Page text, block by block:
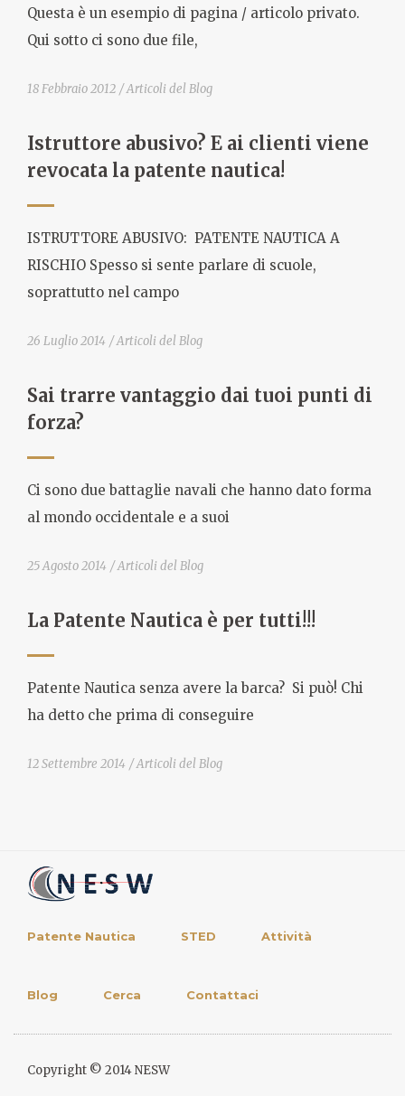
Questa è un esempio di pagina / articolo privato.
Qui sotto ci sono due file,
18 Febbraio 2012 Articoli del Blog
Istruttore abusivo? E ai clienti viene
revocata la patente nautica!
ISTRUTTORE ABUSIVO: PATENTE NAUTICA A
RISCHIO Spesso si sente parlare di scuole,
soprattutto nel campo
26 Luglio 2014 Articoli del Blog
Sai trarre vantaggio dai tuoi punti di
forza?
Ci sono due battaglie navali che hanno dato forma
al mondo occidentale e a suoi
25 Agosto 2014 Articoli del Blog
La Patente Nautica è per tutti!!!
Patente Nautica senza avere la barca? Si può! Chi
ha detto che prima di conseguire
12 Settembre 2014 Articoli del Blog
Patente Nautica STED Attività
Blog Cerca Contattaci
Copyright © 2014 NESW